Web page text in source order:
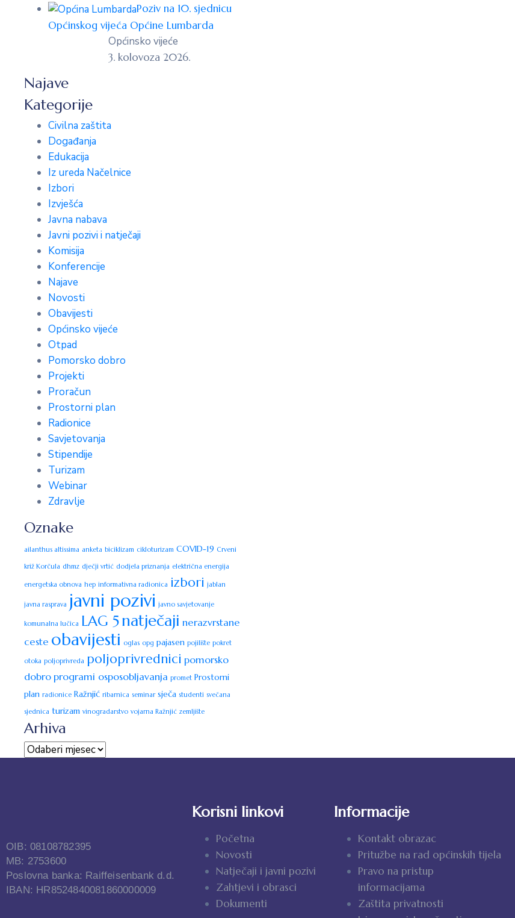
Poziv na 10. sjednicu
Općinskog vijeća Općine Lumbarda
Općinsko vijeće
3. kolovoza 2026.
Najave
Kategorije
Civilna zaštita
Događanja
Edukacija
Iz ureda Načelnice
Izbori
Izvješća
Javna nabava
Javni pozivi i natječaji
Komisija
Konferencije
Najave
Novosti
Obavijesti
Općinsko vijeće
Otpad
Pomorsko dobro
Projekti
Proračun
Prostorni plan
Radionice
Savjetovanja
Stipendije
Turizam
Webinar
Zdravlje
Oznake
ailanthus altissima anketa biciklizam cikloturizam COVID-19 Crveni
križ Korčula dhmz dječji vrtić dodjela priznanja električna energija
energetska obnova hep informativna radionica izbori jablan
javna rasprava javni pozivi javno savjetovanje
komunalna lučica LAG 5natječaji nerazvrstane
ceste obavijesti oglas opg pajasen pojilište pokret
otoka poljoprivreda poljoprivrednici pomorsko
dobroprogrami osposobljavanja promet Prostorni
plan radionice Ražnjić ribarnica seminar sječa studenti svečana
sjednica turizam vinogradarstvo vojarna Ražnjić zemljište
Arhiva
OIB: 08108782395
MB: 2753600
Poslovna banka: Raiffeisenbank d.d.
IBAN: HR8524840081860000009
Korisni linkovi
Početna
Novosti
Natječaji i javni pozivi
Zahtjevi i obrasci
Dokumenti
Informacije
Kontakt obrazac
Pritužbe na rad općinskih tijela
Pravo na pristup
informacijama
Zaštita privatnosti